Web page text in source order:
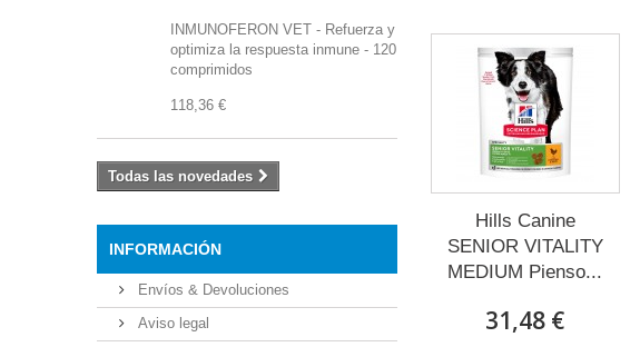
INMUNOFERON VET - Refuerza y
optimiza la respuesta inmune - 120
comprimidos
118,36 €
Todas las novedades
INFORMACIÓN
Envíos & Devoluciones
Aviso legal
Hills Canine
SENIOR VITALITY
MEDIUM Pienso...
31,48 €